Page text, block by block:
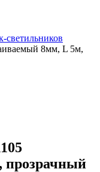
8мм, L 5м,
прозрачный